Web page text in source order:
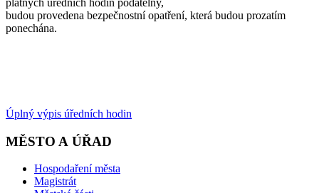
budou provedena bezpečnostní opatření, která budou prozatím
ponechána.
Úplný výpis úředních hodin
MĚSTO A ÚŘAD
Hospodaření města
Magistrát